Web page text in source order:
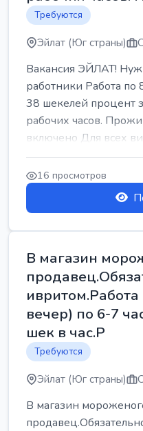
Требуются
Эйлат (Юг страны)
Вакансия ЭЙЛАТ!
работники Работа по
38 шекелей процент
рабочих часов.
включено Для всех
16 просмотров
В магазин
вечер) по 6-7
шек в час.Р
Требуются
Эйлат (Юг страны)
В магазин